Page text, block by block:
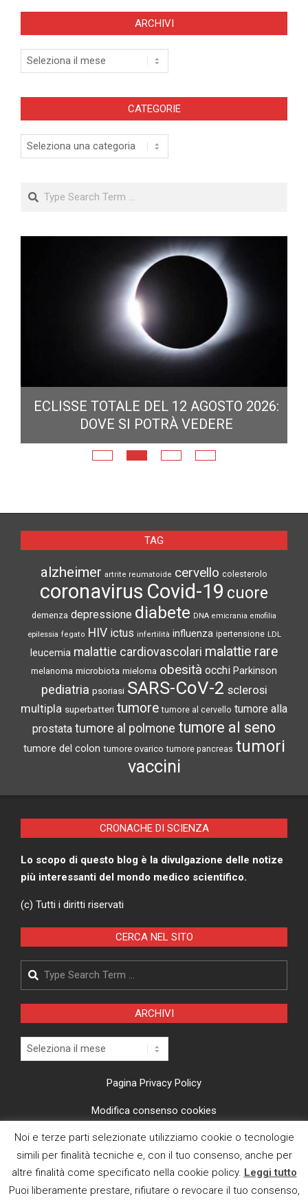
ARCHIVI
Archivi
CATEGORIE
Categorie
Search
ECLISSE TOTALE DEL 12 AGOSTO 2026:
DOVE SI POTRÀ VEDERE
TAG
alzheimer artrite reumatoide cervello colesterolo
coronavirus Covid-19 cuore
demenza depressione diabete DNA emicrania emofilia
epilessia fegato HIV ictus infertilità influenza ipertensione LDL
leucemia malattie cardiovascolari malattie rare
melanoma microbiota mieloma obesità occhi Parkinson
pediatria psoriasi SARS-CoV-2 sclerosi
multipla superbatteri tumore tumore al cervello tumore alla
prostata tumore al polmone tumore al seno
tumore del colon tumore ovarico tumore pancreas tumori
vaccini
CRONACHE DI SCIENZA
Lo scopo di questo blog è la divulgazione delle notize
più interessanti del mondo medico scientifico.
(c) Tutti i diritti riservati
CERCA NEL SITO
Search
ARCHIVI
Archivi
Pagina Privacy Policy
Modifica consenso cookies
CI TROVI ANCHE SU
Noi e terze parti selezionate utilizziamo cookie o tecnologie
simili per finalità tecniche e, con il tuo consenso, anche per
altre finalità come specificato nella cookie policy. Leggi tutto
Puoi liberamente prestare, rifiutare o revocare il tuo consenso,